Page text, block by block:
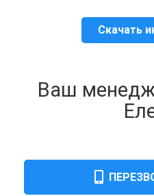
Скачать
Ваш